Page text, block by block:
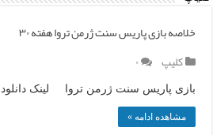
خلاصه بازی پاریس سنت ژرمن تروا هفته ۳۰
کلیپ
۰
بازی پاریس سنت ژرمن تروا لینک دانلود
مشاهده ادامه »